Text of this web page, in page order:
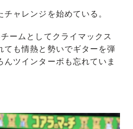
ャレンジを始めている。
ームとしてクライマックス
ても情熱と勢いでギターを弾
ツインターボも忘れていま